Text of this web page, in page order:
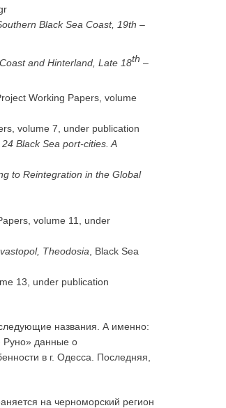
Black Sea Coast, 19th –
and Hinterland, Late 18th –
Working Papers, volume
volume 7, under publication
Black Sea port-cities. A
to Reintegration in the Global
volume 11, under
Theodosia , Black Sea
13, under publication
названия. А именно:
Руно» данные о
в г. Одесса. Последняя,
на черноморский регион